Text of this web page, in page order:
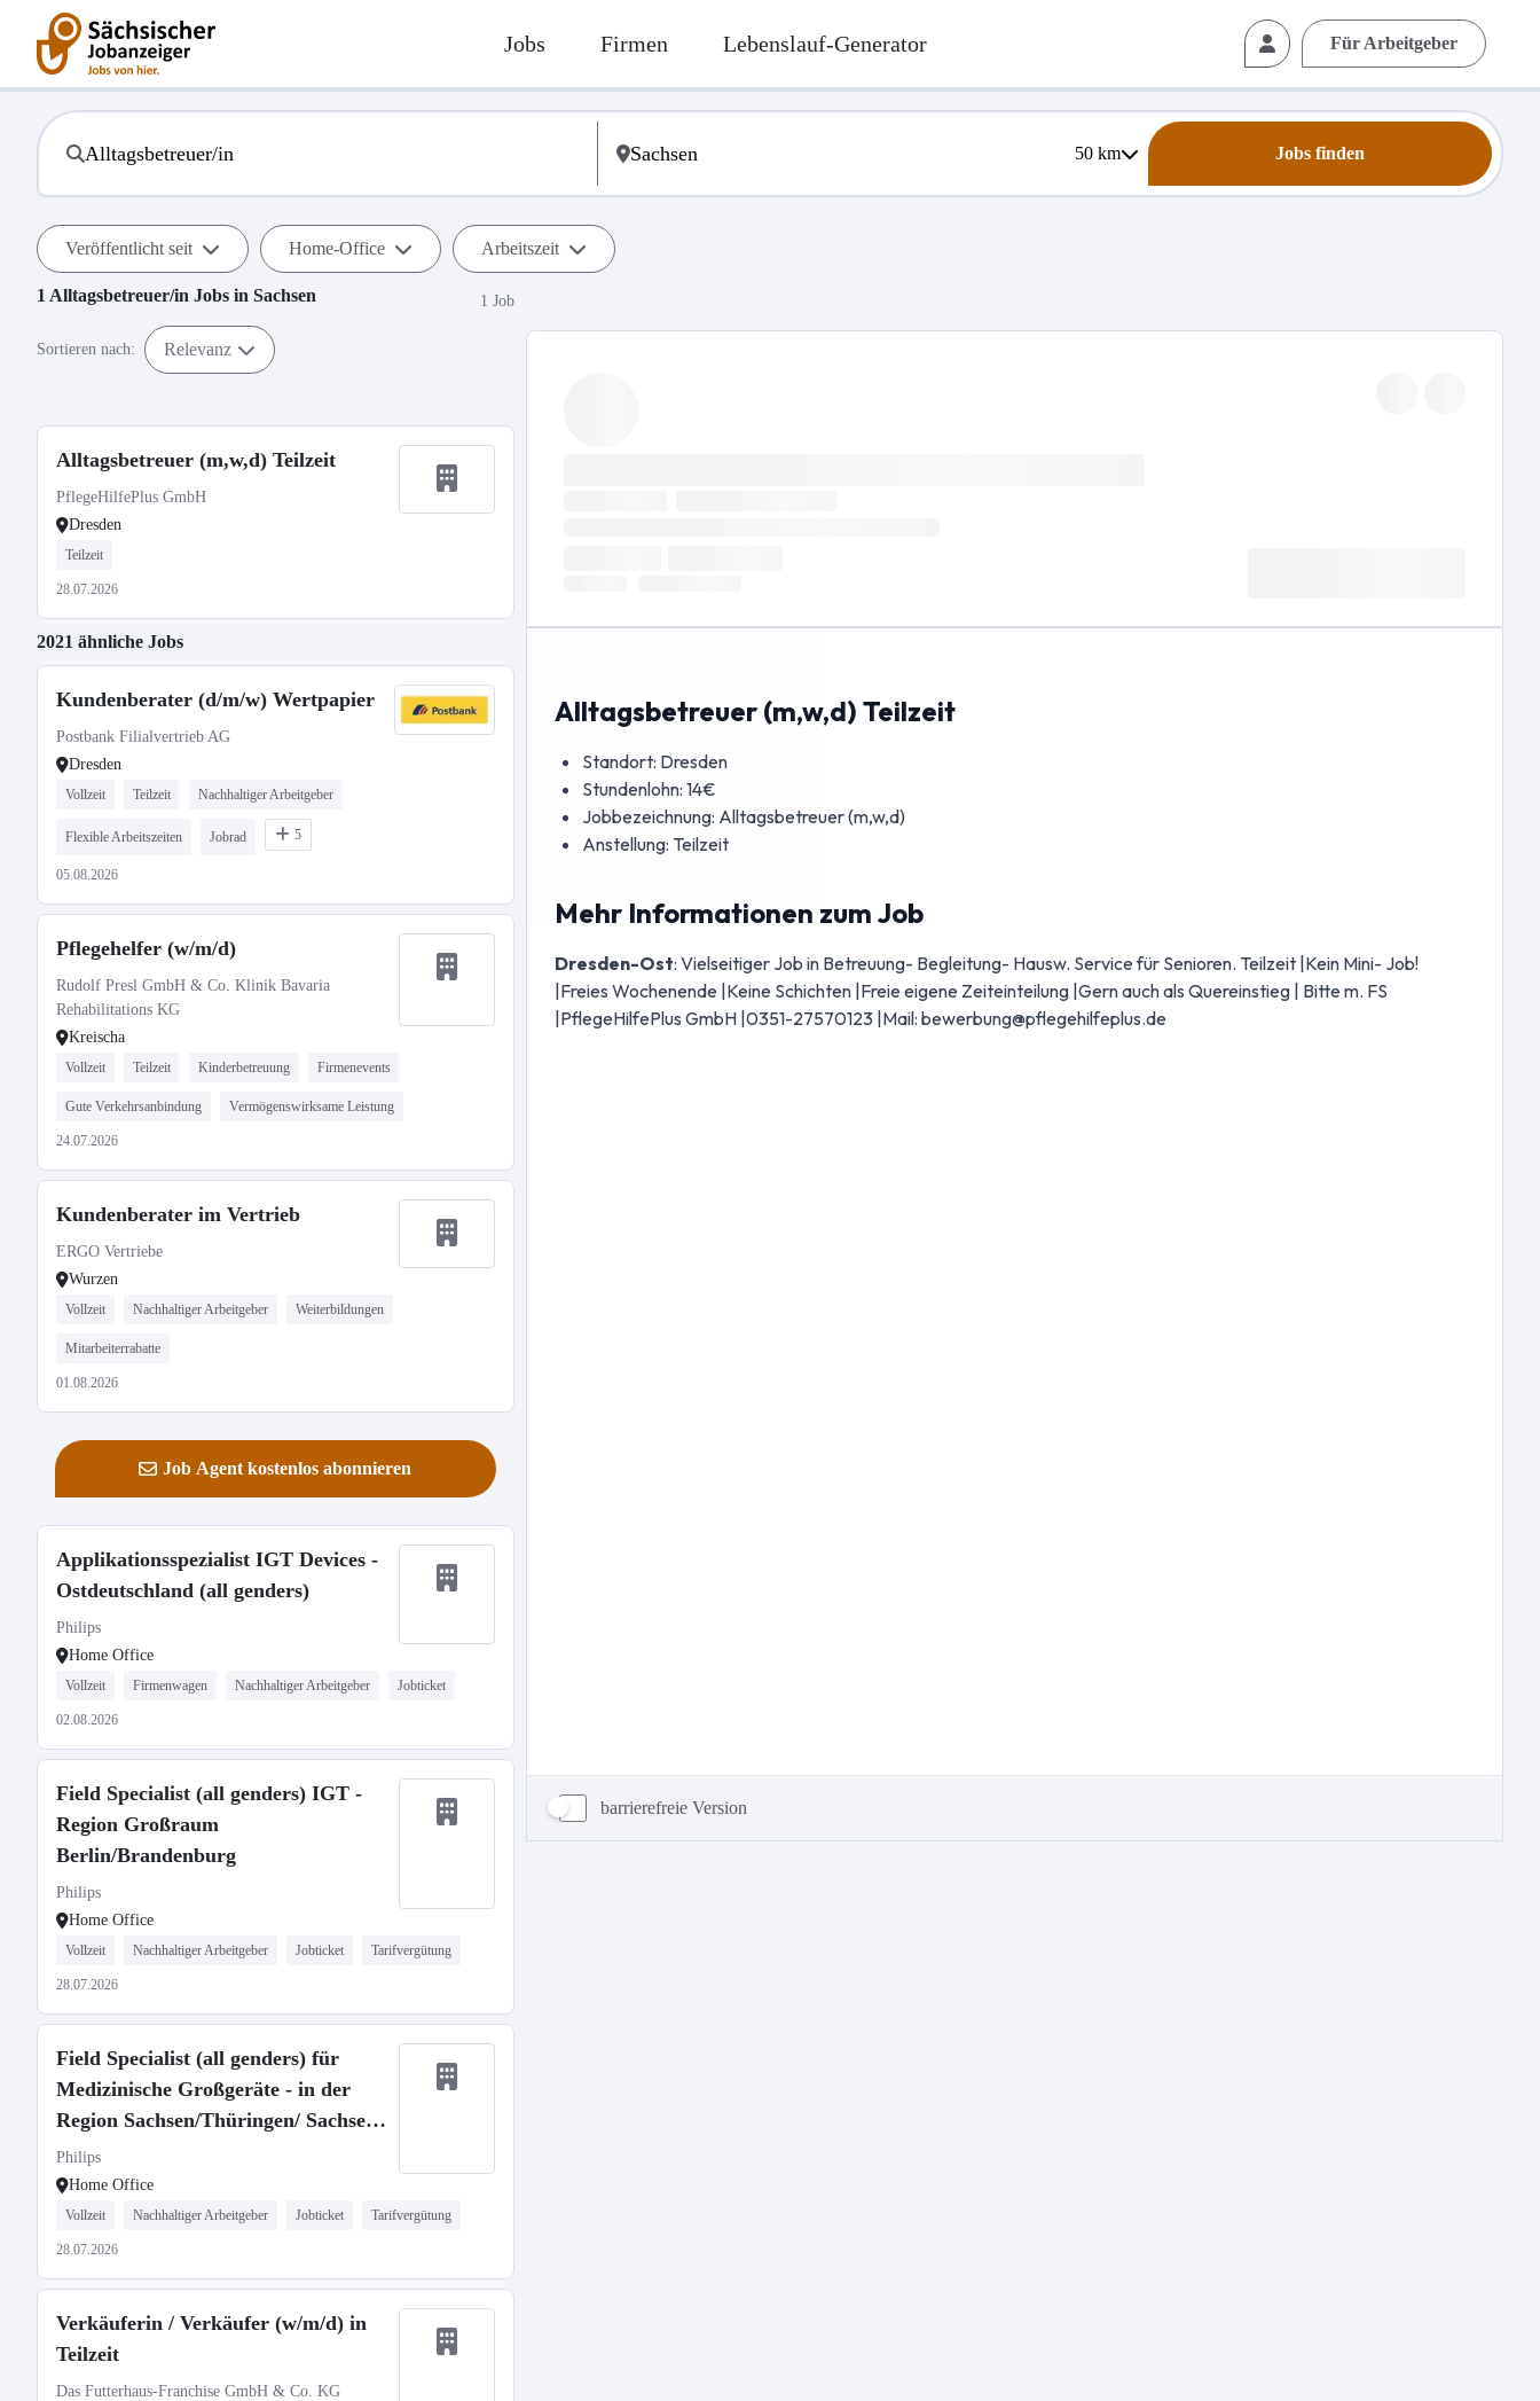
Jobs Firmen Lebenslauf-Generator Für Arbeitgeber
50km Jobs finden
Veröffentlicht seit Home-Office Arbeitszeit
1 Alltagsbetreuer/in Jobs in Sachsen 1 Job
Sortieren nach: Relevanz
Alltagsbetreuer (m,w,d) Teilzeit
PflegeHilfePlus GmbH
Dresden
Teilzeit
28.07.2026
2021 ähnliche Jobs
Kundenberater (d/m/w) Wertpapier
Postbank Filialvertrieb AG
Dresden
Vollzeit Teilzeit Nachhaltiger Arbeitgeber
Flexible Arbeitszeiten Jobrad 5
05.08.2026
Pflegehelfer (w/m/d)
Rudolf Presl GmbH & Co. Klinik Bavaria
Rehabilitations KG
Kreischa
Vollzeit Teilzeit Kinderbetreuung Firmenevents
Gute Verkehrsanbindung Vermögenswirksame Leistung
24.07.2026
Kundenberater im Vertrieb
ERGO Vertriebe
Wurzen
Vollzeit Nachhaltiger Arbeitgeber Weiterbildungen
Mitarbeiterrabatte
01.08.2026
Job Agent kostenlos abonnieren
Applikationsspezialist IGT Devices -
Ostdeutschland (all genders)
Philips
Home Office
Vollzeit Firmenwagen Nachhaltiger Arbeitgeber Jobticket
02.08.2026
Field Specialist (all genders) IGT -
Region Großraum
Berlin/Brandenburg
Philips
Home Office
Vollzeit Nachhaltiger Arbeitgeber Jobticket Tarifvergütung
28.07.2026
Field Specialist (all genders) für
Medizinische Großgeräte - in der
Region Sachsen/Thüringen/ Sachsen-
Anh.
Philips
Home Office
Vollzeit Nachhaltiger Arbeitgeber Jobticket Tarifvergütung
28.07.2026
Verkäuferin / Verkäufer (w/m/d) in
Teilzeit
Das Futterhaus-Franchise GmbH & Co. KG
barrierefreie Version